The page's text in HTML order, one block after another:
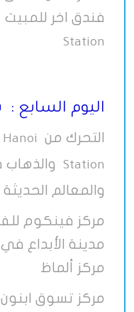
فندق اخر للمبيت
Station
اليوم السابع
التحرك من
Station
والمعالم الحديثة
مركز فينكوم
مدينة الأبداع
مركز ألماظ
مركز تسوق